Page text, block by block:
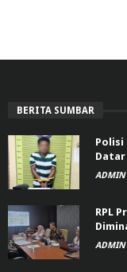
BERITA SUMBAR
Polisi
Datar
ADMIN
RPL
ADMIN